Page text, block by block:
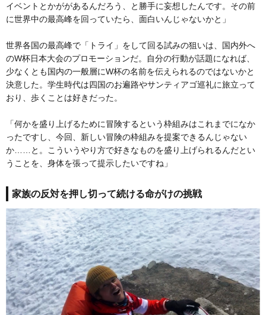
イベントとかががあるんだろう、と勝手に妄想したんです。その前
に世界中の最高峰を回っていたら、面白いんじゃないかと」
世界各国の最高峰で「トライ」をして回る試みの狙いは、国内外へ
のW杯日本大会のプロモーションだ。自分の行動が話題になれば、
少なくとも国内の一般層にW杯の名前を伝えられるのではないかと
決意した。学生時代は四国のお遍路やサンティアゴ巡礼に旅立って
おり、歩くことは好きだった。
「何かを盛り上げるために冒険するという枠組みはこれまでになか
ったですし、今回、新しい冒険の枠組みを提案できるんじゃない
か……と。こういうやり方で好きなものを盛り上げられるんだとい
うことを、身体を張って提示したいですね」
家族の反対を押し切って続ける命がけの挑戦